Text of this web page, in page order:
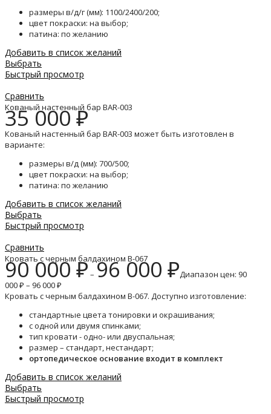
размеры в/д/г (мм): 1100/2400/200;
цвет покраски: на выбор;
патина: по желанию
Добавить в список желаний
Выбрать
Быстрый просмотр
Сравнить
Кованый настенный бар BAR-003
35 000₽
Кованый настенный бар BAR-003 может быть изготовлен в
варианте:
размеры в/д (мм): 700/500;
цвет покраски: на выбор;
патина: по желанию
Добавить в список желаний
Выбрать
Быстрый просмотр
Сравнить
Кровать с черным балдахином B-067
90 000₽– 96 000 ₽Диапазон цен: 90
000 ₽ – 96 000 ₽
Кровать с черным балдахином B-067. Доступно изготовление:
стандартные цвета тонировки и окрашивания;
с одной или двумя спинками;
тип кровати - одно- или двуспальная;
размер – стандарт, нестандарт;
ортопедическое основание входит в комплект
Добавить в список желаний
Выбрать
Быстрый просмотр